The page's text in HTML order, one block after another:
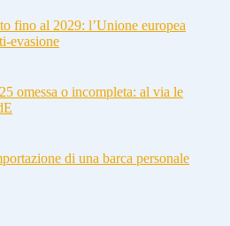
fino al 2029: l’Unione europea
evasione
omessa o incompleta: al via le
di una barca personale